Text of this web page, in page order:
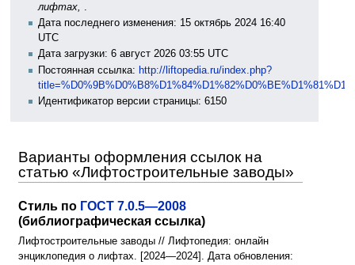
лифтах, .
Дата последнего изменения: 15 октябрь 2024 16:40
UTC
Дата загрузки: 6 август 2026 03:55 UTC
Постоянная ссылка: http://liftopedia.ru/index.php?
Идентификатор версии страницы: 6150
Варианты оформления ссылок на
статью «Лифтостроительные заводы»
Стиль по ГОСТ 7.0.5—2008
(библиографическая ссылка)
Лифтостроительные заводы // Лифтопедия: онлайн
энциклопедия о лифтах. [2024—2024]. Дата обновления: